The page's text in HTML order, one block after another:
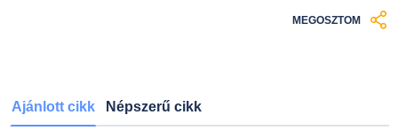
MEGOSZTOM
Ajánlott cikk Népszerű cikk